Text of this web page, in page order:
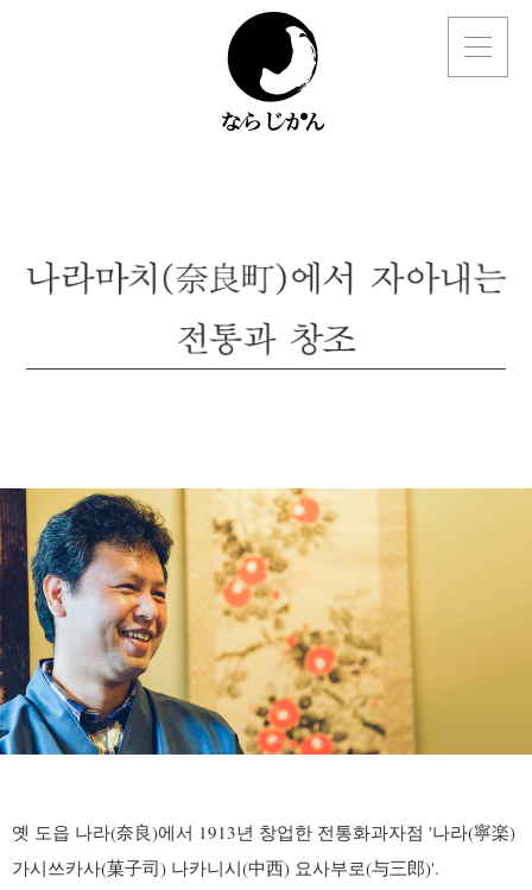
옛 도읍 나라(奈良)에서 1913년 창업한 전통화과자점 '나라(寧楽)
가시쓰카사(菓子司) 나카니시(中西) 요사부로(与三郎)'.